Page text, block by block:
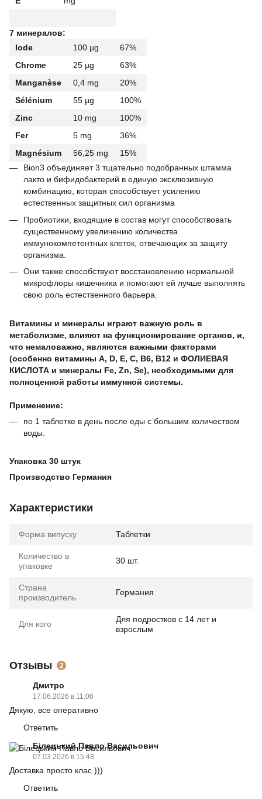
7 минералов:
Iode
100 µg
67%
Chrome
25 µg
63%
Manganèse
0,4 mg
20%
Sélénium
55 µg
100%
Zinc
10 mg
100%
Fer
5 mg
36%
Magnésium
56,25 mg
15%
Bion3 объединяет 3 тщательно подобранных штамма
лакто и бифидобактерий в единую эксклюзивную
комбинацию, которая способствует усилению
естественных защитных сил организма
Пробиотики, входящие в состав могут способствовать
существенному увеличению количества
иммунокомпетентных клеток, отвечающих за защиту
организма.
Они также способствуют восстановлению нормальной
микрофлоры кишечника и помогают ей лучше выполнять
свою роль естественного барьера.
Витамины и минералы играют важную роль в
метаболизме, влияют на функционирование органов, и,
что немаловажно, являются важными факторами
(особенно витамины А, D, E, C, B6, B12 и ФОЛИЕВАЯ
КИСЛОТА и минералы Fe, Zn, Se), необходимыми для
полноценной работы иммунной системы.
Применение:
по 1 таблетке в день после еды с большим количеством
воды.
Упаковка 30 штук
Производство Германия
Характеристики
Форма випуску Таблетки
Количество в
упаковке
30 шт.
Страна
производитель
Германия
Для кого
Для подростков с 14 лет и
взрослым
Отзывы 2
Дмитро
17.06.2026 в 11:06
Дякую, все оперативно
Ответить
Білецький Павло Васильович
07.03.2026 в 15:48
Доставка просто клас )))
Ответить